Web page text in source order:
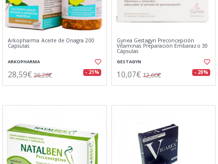
Arkopharma Aceite de Onagra 200
Capsulas
ARKOPHARMA
28,59€ 36,28€ - 21%
Gynea Gestagyn Preconcepción
Vitaminas Preparación Embarazo 30
Cápsulas
GESTAGYN
10,07€ 12,60€ - 20%